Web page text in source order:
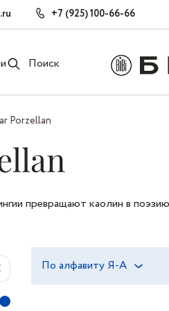
+7 (925) 100-66-66
Поиск
Porzellan
превращают каолин в
в наследие? Потому что
молочную белизну, звонкую
По алфавиту Я-А